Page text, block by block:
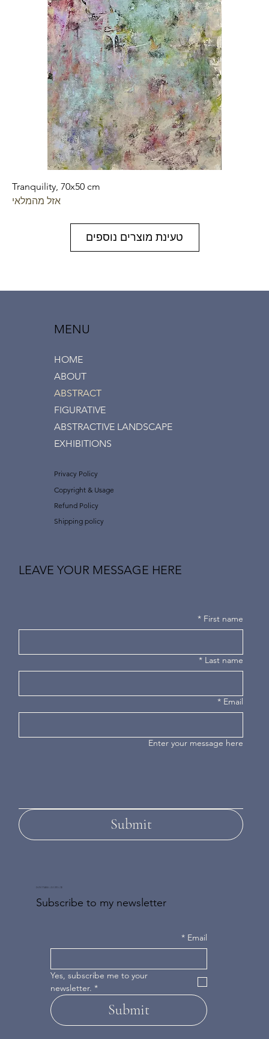
Tranquility, 70x50 cm
אזל מהמלאי
טעינת מוצרים נוספים
MENU
HOME
ABOUT
ABSTRACT
FIGURATIVE
ABSTRACTIVE LANDSCAPE
EXHIBITIONS
Privacy Policy
Copyright & Usage
Refund Policy
Shipping policy
DON'T MISS AN UPDATE
Subscribe to my newsletter
Email
*
Yes, subscribe me to your
newsletter. *
Submit
LEAVE YOUR MESSAGE HERE
First name
*
Last name
*
Email
*
Enter your message here
Submit